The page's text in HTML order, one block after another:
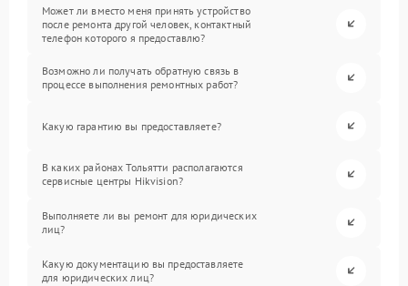
Может ли вместо меня принять устройство
после ремонта другой человек, контактный
телефон которого я предоставлю?
Возможно ли получать обратную связь в
процессе выполнения ремонтных работ?
Какую гарантию вы предоставляете?
В каких районах Тольятти располагаются
сервисные центры Hikvision?
Выполняете ли вы ремонт для юридических
лиц?
Какую документацию вы предоставляете
для юридических лиц?